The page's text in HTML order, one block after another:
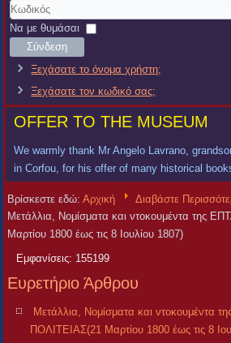
Όνομα
Χρήστη
Κωδικός
Να με θυμάσαι
Σύνδεση
Ξεχάσατε το όνομα χρήστη;
Ξεχάσατε τον κωδικό σας;
OFFER TO THE MUSEUM
We warmly thank Mr Angelo Lavrano,
in Corfou, for his offer of many historical
Βρίσκεστε εδώ:Αρχική
Διαβάστε
Μετάλλια, Νομίσματα και ντοκουμέντα της
Μαρτίου 1800 έως τις 8 Ιουλίου 1807)
Εμφανίσεις: 155199
Ευρετήριο Άρθρου
Μετάλλια, Νομίσματα και ντοκουμέντα
ΠΟΛΙΤΕΙΑΣ(21 Μαρτίου 1800 έως τις 8